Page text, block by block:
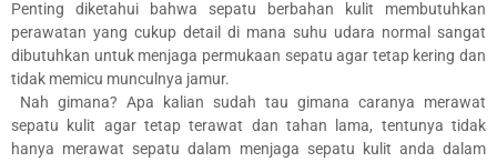
Penting diketahui bahwa sepatu berbahan kulit membutuhkan
perawatan yang cukup detail di mana suhu udara normal sangat
dibutuhkan untuk menjaga permukaan sepatu agar tetap kering dan
tidak memicu munculnya jamur.
Nah gimana? Apa kalian sudah tau gimana caranya merawat
sepatu kulit agar tetap terawat dan tahan lama, tentunya tidak
hanya merawat sepatu dalam menjaga sepatu kulit anda dalam